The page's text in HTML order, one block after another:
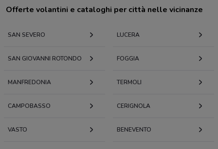
Offerte volantini e cataloghi per città nelle vicinanze
SAN SEVERO LUCERA
SAN GIOVANNI ROTONDO FOGGIA
MANFREDONIA TERMOLI
CAMPOBASSO CERIGNOLA
VASTO BENEVENTO